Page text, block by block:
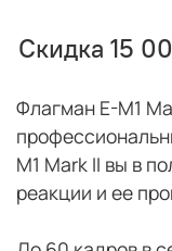
Скидка 15
Флагман E-M1
M1 Mark II вы в
реакции и ее